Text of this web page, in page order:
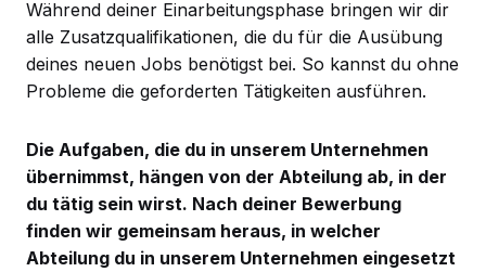
Während deiner Einarbeitungsphase bringen wir dir
alle Zusatzqualifikationen, die du für die Ausübung
deines neuen Jobs benötigst bei. So kannst du ohne
Probleme die geforderten Tätigkeiten ausführen.
Die Aufgaben, die du in unserem Unternehmen
übernimmst, hängen von der Abteilung ab, in der
du tätig sein wirst. Nach deiner Bewerbung
finden wir gemeinsam heraus, in welcher
Abteilung du in unserem Unternehmen eingesetzt